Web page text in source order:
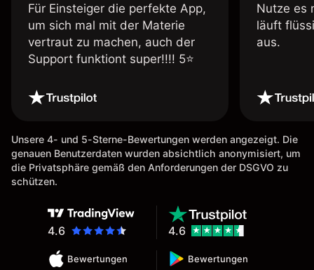
Für Einsteiger die perfekte App,
um sich mal mit der Materie
vertraut zu machen, auch der
Support funktiont super!!!! 5⭐️
Nutze es
läuft
aus.
Unsere 4- und 5-Sterne-Bewertungen werden angezeigt. Die
genauen Benutzerdaten wurden absichtlich anonymisiert, um
die Privatsphäre gemäß den Anforderungen der DSGVO zu
schützen.
4.6
Bewertungen Bewertungen
4.6